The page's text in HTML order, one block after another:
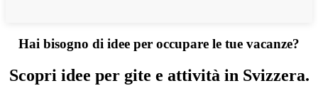
Hai bisogno di idee per occupare le tue vacanze?
Scopri idee per gite e attività in Svizzera.